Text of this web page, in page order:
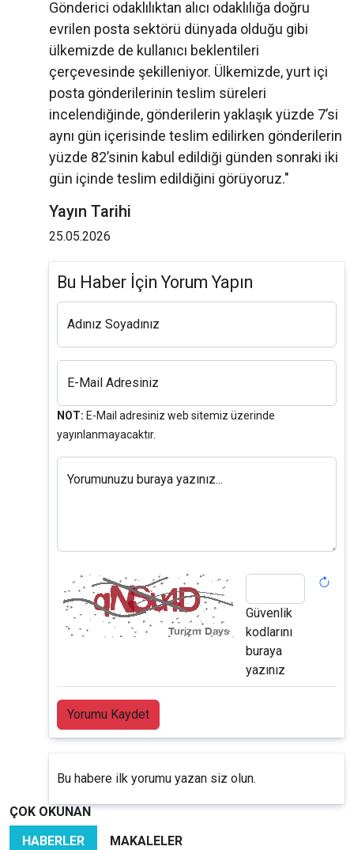
Gönderici odaklılıktan alıcı odaklılığa doğru
evrilen posta sektörü dünyada olduğu gibi
ülkemizde de kullanıcı beklentileri
çerçevesinde şekilleniyor. Ülkemizde, yurt içi
posta gönderilerinin teslim süreleri
incelendiğinde, gönderilerin yaklaşık yüzde 7’si
aynı gün içerisinde teslim edilirken gönderilerin
yüzde 82’sinin kabul edildiği günden sonraki iki
gün içinde teslim edildiğini görüyoruz."
Yayın Tarihi
25.05.2026
Bu Haber İçin Yorum Yapın
Adınız Soyadınız
E-Mail Adresiniz
NOT: E-Mail adresiniz web sitemiz üzerinde
yayınlanmayacaktır.
Yorumunuzu buraya yazınız...
Güvenlik
kodlarını
buraya
yazınız
Yorumu Kaydet
Bu habere ilk yorumu yazan siz olun.
ÇOK OKUNAN
HABERLER
MAKALELER